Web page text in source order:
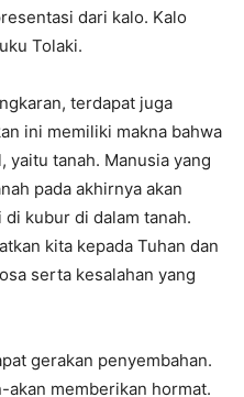
dari kalo. Kalo
Tolaki.
terdapat juga
ini memiliki makna bahwa
yaitu tanah. Manusia yang
pada akhirnya akan
kubur di dalam tanah.
kita kepada Tuhan dan
serta kesalahan yang
gerakan penyembahan.
akan memberikan hormat.